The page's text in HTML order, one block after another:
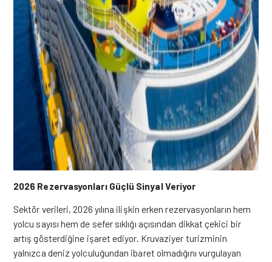
2026 Rezervasyonları Güçlü Sinyal Veriyor
Sektör verileri, 2026 yılına ilişkin erken rezervasyonların hem
yolcu sayısı hem de sefer sıklığı açısından dikkat çekici bir
artış gösterdiğine işaret ediyor. Kruvaziyer turizminin
yalnızca deniz yolculuğundan ibaret olmadığını vurgulayan